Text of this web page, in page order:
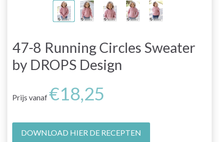
47-8 Running Circles Sweater
by DROPS Design
Prijs vanaf €18,25
DOWNLOAD HIER DE RECEPTEN